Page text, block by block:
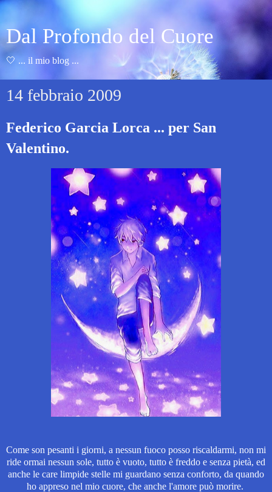
Dal Profondo del Cuore
🤍 ... il mio blog ...
14 febbraio 2009
Federico Garcia Lorca ... per San
Valentino.
Come son pesanti i giorni, a nessun fuoco posso riscaldarmi, non mi
ride ormai nessun sole, tutto è vuoto, tutto è freddo e senza pietà, ed
anche le care limpide stelle mi guardano senza conforto, da quando
ho appreso nel mio cuore, che anche l'amore può morire.